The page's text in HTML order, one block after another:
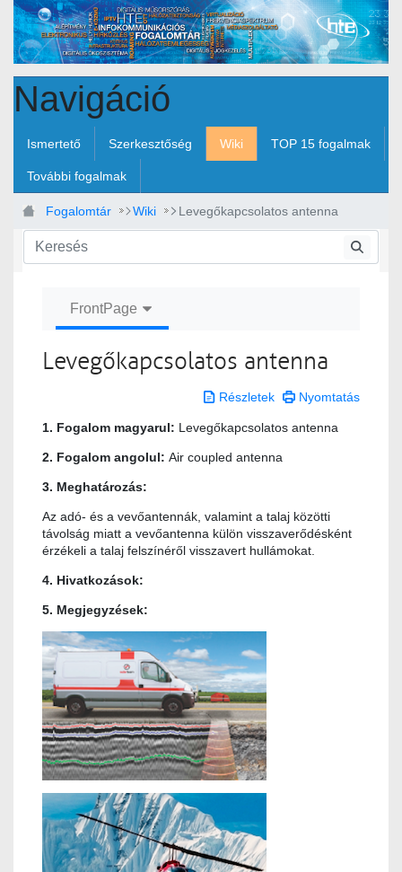
Ugrás a fő tartalomhoz
Navigáció
Ismertető Szerkesztőség Wiki TOP 15 fogalmak
További fogalmak
Fogalomtár Wiki Levegőkapcsolatos antenna
FrontPage
Levegőkapcsolatos antenna
Részletek Nyomtatás
1. Fogalom magyarul: Levegőkapcsolatos antenna
2. Fogalom angolul: Air coupled antenna
3. Meghatározás:
Az adó- és a vevőantennák, valamint a talaj közötti
távolság miatt a vevőantenna külön visszaverődésként
érzékeli a talaj felszínéről visszavert hullámokat.
4. Hivatkozások:
5. Megjegyzések: